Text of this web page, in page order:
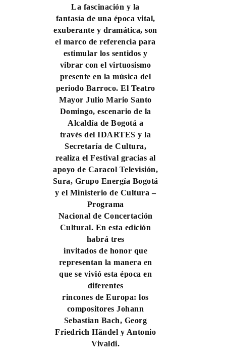
La fascinación y la
fantasía de una época vital,
exuberante y dramática, son
el marco de referencia para
estimular los sentidos y
vibrar con el virtuosismo
presente en la música del
periodo Barroco. El Teatro
Mayor Julio Mario Santo
Domingo, escenario de la
Alcaldía de Bogotá a
través del IDARTES y la
Secretaría de Cultura,
realiza el Festival gracias al
apoyo de Caracol Televisión,
Sura, Grupo Energía Bogotá
y el Ministerio de Cultura –
Programa
Nacional de Concertación
Cultural. En esta edición
habrá tres
invitados de honor que
representan la manera en
que se vivió esta época en
diferentes
rincones de Europa: los
compositores Johann
Sebastian Bach, Georg
Friedrich Händel y Antonio
Vivaldi.